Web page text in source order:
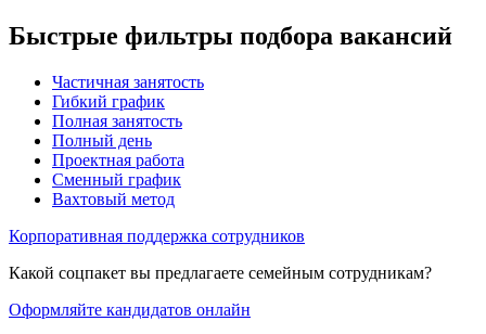
Быстрые фильтры подбора вакансий
Частичная занятость
Гибкий график
Полная занятость
Полный день
Проектная работа
Сменный график
Вахтовый метод
Корпоративная поддержка сотрудников
Какой соцпакет вы предлагаете семейным сотрудникам?
Оформляйте кандидатов онлайн